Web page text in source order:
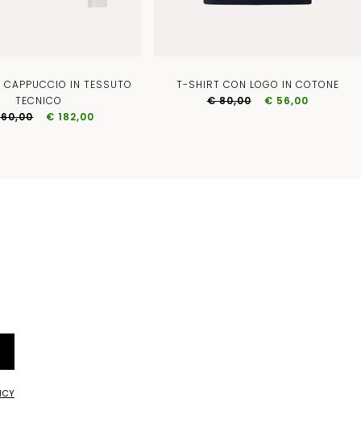
CAPPUCCIO IN TESSUTO
TECNICO
€ 182,00
T-SHIRT CON LOGO IN COTONE
€ 80,00
€ 56,00